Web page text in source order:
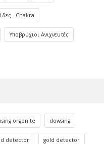
- Chakra
Υποβρύχιοι Ανιχνευτές
orgonite dowsing
detector gold detector